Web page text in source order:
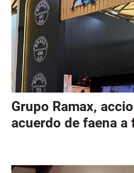
Grupo Ramax,
acuerdo de faena